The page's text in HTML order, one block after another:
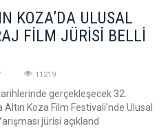
KOZA’DA ULUSAL
FİLM JÜRİSİ BELLİ
11219
gerçekleşecek 32.
Koza Film Festivali’nde Ulusal
jürisi açıkland